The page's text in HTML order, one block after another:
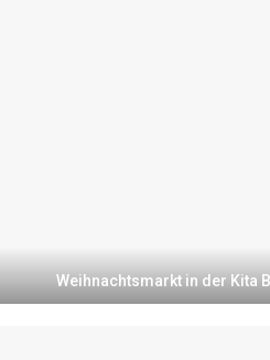
Weihnachtsmarkt in der Kita